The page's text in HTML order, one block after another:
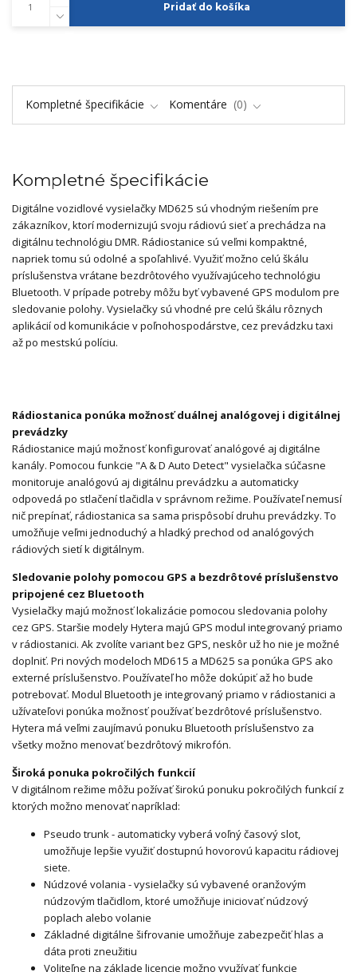
Pridať do košíka
Kompletné špecifikácie Komentáre 0
Kompletné špecifikácie
Digitálne vozidlové vysielačky MD625 sú vhodným riešením pre
zákazníkov, ktorí modernizujú svoju rádiovú sieť a prechádza na
digitálnu technológiu DMR. Rádiostanice sú veľmi kompaktné,
napriek tomu sú odolné a spoľahlivé. Využiť možno celú škálu
príslušenstva vrátane bezdrôtového využívajúceho technológiu
Bluetooth. V prípade potreby môžu byť vybavené GPS modulom pre
sledovanie polohy. Vysielačky sú vhodné pre celú škálu rôznych
aplikácií od komunikácie v poľnohospodárstve, cez prevádzku taxi
až po mestskú políciu.
Rádiostanica ponúka možnosť duálnej analógovej i digitálnej
prevádzky
Rádiostanice majú možnosť konfigurovať analógové aj digitálne
kanály. Pomocou funkcie "A & D Auto Detect" vysielačka súčasne
monitoruje analógovú aj digitálnu prevádzku a automaticky
odpovedá po stlačení tlačidla v správnom režime. Používateľ nemusí
nič prepínať, rádiostanica sa sama prispôsobí druhu prevádzky. To
umožňuje veľmi jednoduchý a hladký prechod od analógových
rádiových sietí k digitálnym.
Sledovanie polohy pomocou GPS a bezdrôtové príslušenstvo
pripojené cez Bluetooth
Vysielačky majú možnosť lokalizácie pomocou sledovania polohy
cez GPS. Staršie modely Hytera majú GPS modul integrovaný priamo
v rádiostanici. Ak zvolíte variant bez GPS, neskôr už ho nie je možné
doplniť. Pri nových modeloch MD615 a MD625 sa ponúka GPS ako
externé príslušenstvo. Používateľ ho môže dokúpiť až ho bude
potrebovať. Modul Bluetooth je integrovaný priamo v rádiostanici a
užívateľovi ponúka možnosť používať bezdrôtové príslušenstvo.
Hytera má veľmi zaujímavú ponuku Bluetooth príslušenstvo za
všetky možno menovať bezdrôtový mikrofón.
Široká ponuka pokročilých funkcií
V digitálnom režime môžu požívať širokú ponuku pokročilých funkcií z
ktorých možno menovať napríklad:
Pseudo trunk - automaticky vyberá voľný časový slot,
umožňuje lepšie využiť dostupnú hovorovú kapacitu rádiovej
siete.
Núdzové volania - vysielačky sú vybavené oranžovým
núdzovým tlačidlom, ktoré umožňuje iniciovať núdzový
poplach alebo volanie
Základné digitálne šifrovanie umožňuje zabezpečiť hlas a
dáta proti zneužitiu
Voliteľne na základe licencie možno využívať funkcie